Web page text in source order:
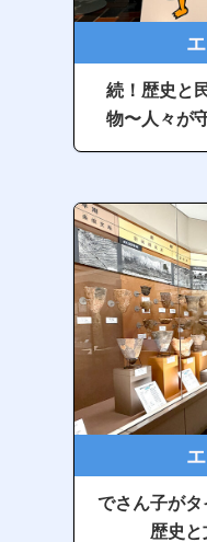
続！歴史と
物〜人々が
でさん子が
歴史